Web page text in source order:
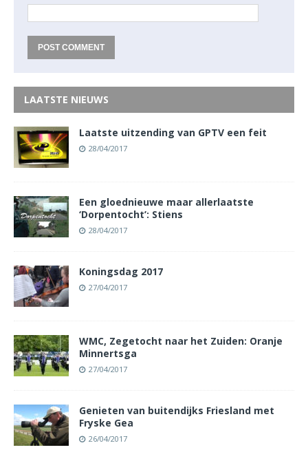
LAATSTE NIEUWS
Laatste uitzending van GPTV een feit
28/04/2017
Een gloednieuwe maar allerlaatste
‘Dorpentocht’: Stiens
28/04/2017
Koningsdag 2017
27/04/2017
WMC, Zegetocht naar het Zuiden: Oranje
Minnertsga
27/04/2017
Genieten van buitendijks Friesland met
Fryske Gea
26/04/2017